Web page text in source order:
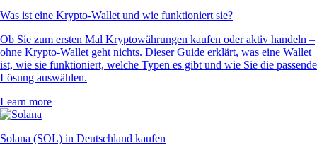
Was ist eine Krypto-Wallet und wie funktioniert sie?
Ob Sie zum ersten Mal Kryptowährungen kaufen oder aktiv handeln –
ohne Krypto-Wallet geht nichts. Dieser Guide erklärt, was eine Wallet
ist, wie sie funktioniert, welche Typen es gibt und wie Sie die passende
Lösung auswählen.
Learn more
Solana (SOL) in Deutschland kaufen